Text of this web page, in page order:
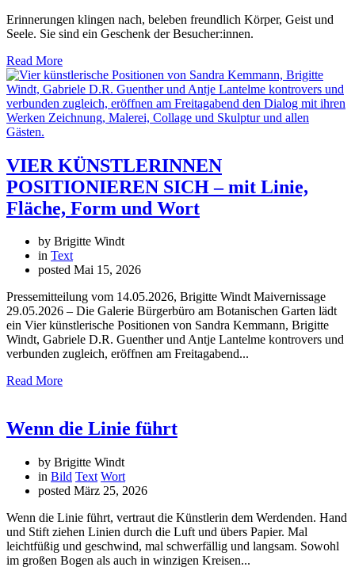
Erinnerungen klingen nach, beleben freundlich Körper, Geist und
Seele. Sie sind ein Geschenk der Besucher:innen.
Read More
VIER KÜNSTLERINNEN
POSITIONIEREN SICH – mit Linie,
Fläche, Form und Wort
by Brigitte Windt
in Text
posted Mai 15, 2026
Pressemitteilung vom 14.05.2026, Brigitte Windt Maivernissage
29.05.2026 – Die Galerie Bürgerbüro am Botanischen Garten lädt
ein Vier künstlerische Positionen von Sandra Kemmann, Brigitte
Windt, Gabriele D.R. Guenther und Antje Lantelme kontrovers und
verbunden zugleich, eröffnen am Freitagabend...
Read More
Wenn die Linie führt
by Brigitte Windt
in Bild Text Wort
posted März 25, 2026
Wenn die Linie führt, vertraut die Künstlerin dem Werdenden. Hand
und Stift ziehen Linien durch die Luft und übers Papier. Mal
leichtfüßig und geschwind, mal schwerfällig und langsam. Sowohl
im großen Bogen als auch in winzigen Kreisen...